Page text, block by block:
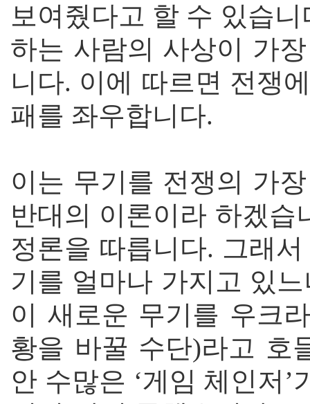
보여줬다고 할 수 있습
하는 사람의 사상이 가
니다. 이에 따르면 전쟁
패를 좌우합니다.
이는 무기를 전쟁의 가
반대의 이론이라 하겠
정론을 따릅니다. 그래
기를 얼마나 가지고 있
이 새로운 무기를 우크
황을 바꿀 수단)라고 호
안 수많은 ‘게임 체인저’